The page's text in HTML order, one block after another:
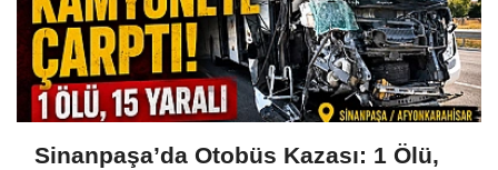
Sinanpaşa’da Otobüs Kazası: 1 Ölü,